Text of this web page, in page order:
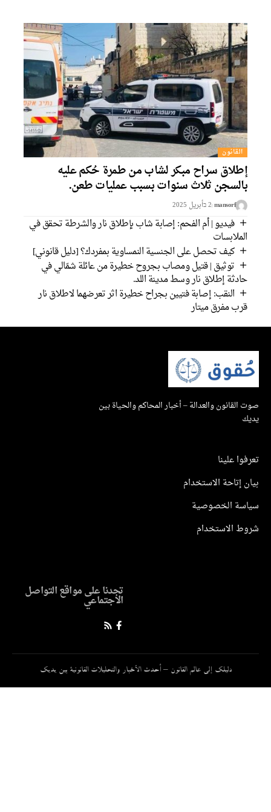
إطلاق سراح مبكر لشاب من طمرة حُكم عليه
بالسجن ثلاث سنوات بسبب عمليات طعن.
mansorf 2 בأبريل 2025
فيديو | أم الفحم: إصابة شاب بإطلاق نار والشرطة تحقق في
الملابسات
كيف تحصل على الجنسية النمساوية بمفردك؟ [دليل قانوني]
توثيق | قتيل ومصاب بجروح خطيرة من عائلة شمّالي في
حادثة إطلاق نار وسط مدينة اللد.
النقب: إصابة فتيين بجراح خطيرة اثر تعرضهما لاطلاق نار
قرب مفرق ميتار
والعدالة – أخبار المحاكم والحياة بين
علينا
إتاحة الاستخدام
الخصوصية
الاستخدام
تجدنا على مواقع التواصل
الاجتماعي
دليلك إلى عالم القانون – أحدث الأخبار والتحليلات القانونية بين يديك